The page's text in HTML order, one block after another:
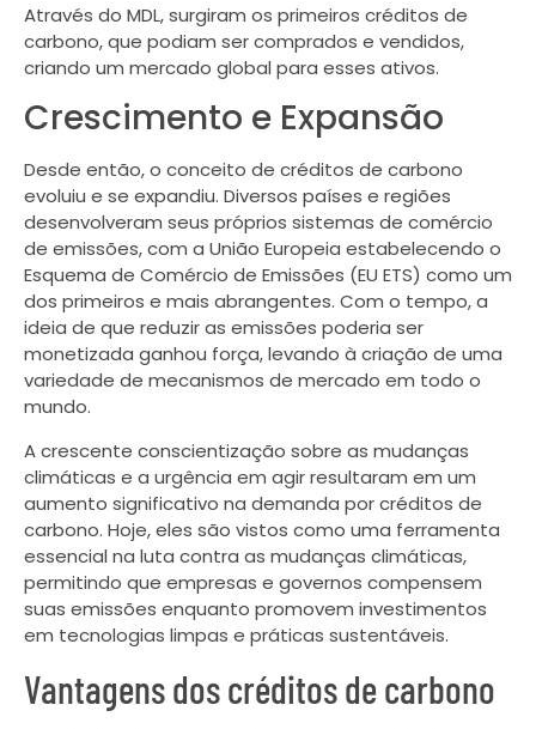
Através do MDL, surgiram os primeiros créditos de
carbono, que podiam ser comprados e vendidos,
criando um mercado global para esses ativos.
Crescimento e Expansão
Desde então, o conceito de créditos de carbono
evoluiu e se expandiu. Diversos países e regiões
desenvolveram seus próprios sistemas de comércio
de emissões, com a União Europeia estabelecendo o
Esquema de Comércio de Emissões (EU ETS) como um
dos primeiros e mais abrangentes. Com o tempo, a
ideia de que reduzir as emissões poderia ser
monetizada ganhou força, levando à criação de uma
variedade de mecanismos de mercado em todo o
mundo.
A crescente conscientização sobre as mudanças
climáticas e a urgência em agir resultaram em um
aumento significativo na demanda por créditos de
carbono. Hoje, eles são vistos como uma ferramenta
essencial na luta contra as mudanças climáticas,
permitindo que empresas e governos compensem
suas emissões enquanto promovem investimentos
em tecnologias limpas e práticas sustentáveis.
Vantagens dos créditos de carbono